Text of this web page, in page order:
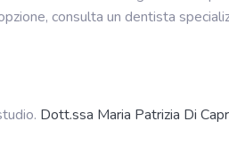
consulta un dentista
Dott.ssa Maria Patrizia Di